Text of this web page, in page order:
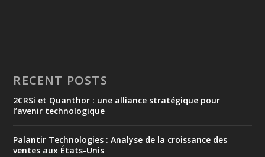
RECENT POSTS
2CRSi et Quanthor : une alliance stratégique pour
l’avenir technologique
Palantir Technologies : Analyse de la croissance des
ventes aux États-Unis